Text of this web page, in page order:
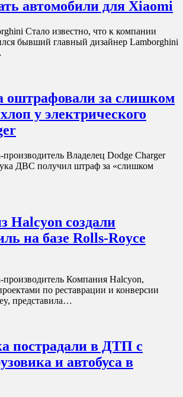
автомобили для Xiaomi
Стало известно, что к компании
бывший главный дизайнер Lamborghini
оштрафовали за слишком
у электрического
Владелец Dodge Charger
ДВС получил штраф за «слишком
Halcyon создали
на базе Rolls-Royce
Компания Halcyon,
по реставрации и конверсии
представила…
пострадали в ДТП с
и автобуса в